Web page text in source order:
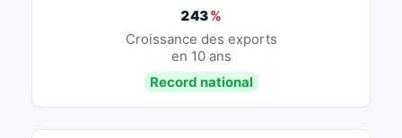
243%
Croissance des exports
en 10 ans
Record national